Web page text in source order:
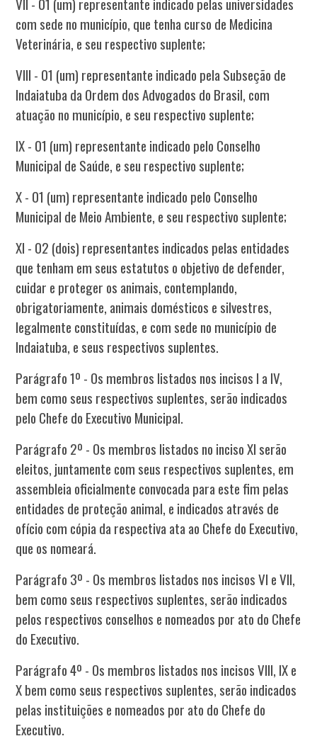
VII - 01 (um) representante indicado pelas universidades
com sede no município, que tenha curso de Medicina
Veterinária, e seu respectivo suplente;
VIII - 01 (um) representante indicado pela Subseção de
Indaiatuba da Ordem dos Advogados do Brasil, com
atuação no município, e seu respectivo suplente;
IX - 01 (um) representante indicado pelo Conselho
Municipal de Saúde, e seu respectivo suplente;
X - 01 (um) representante indicado pelo Conselho
Municipal de Meio Ambiente, e seu respectivo suplente;
XI - 02 (dois) representantes indicados pelas entidades
que tenham em seus estatutos o objetivo de defender,
cuidar e proteger os animais, contemplando,
obrigatoriamente, animais domésticos e silvestres,
legalmente constituídas, e com sede no município de
Indaiatuba, e seus respectivos suplentes.
Parágrafo 1º - Os membros listados nos incisos I a IV,
bem como seus respectivos suplentes, serão indicados
pelo Chefe do Executivo Municipal.
Parágrafo 2º - Os membros listados no inciso XI serão
eleitos, juntamente com seus respectivos suplentes, em
assembleia oficialmente convocada para este fim pelas
entidades de proteção animal, e indicados através de
ofício com cópia da respectiva ata ao Chefe do Executivo,
que os nomeará.
Parágrafo 3º - Os membros listados nos incisos VI e VII,
bem como seus respectivos suplentes, serão indicados
pelos respectivos conselhos e nomeados por ato do Chefe
do Executivo.
Parágrafo 4º - Os membros listados nos incisos VIII, IX e
X bem como seus respectivos suplentes, serão indicados
pelas instituições e nomeados por ato do Chefe do
Executivo.